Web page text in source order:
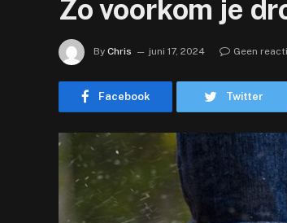
Zo voorkom je
By Chris juni 17, 2024 Geen
Facebook Twitter